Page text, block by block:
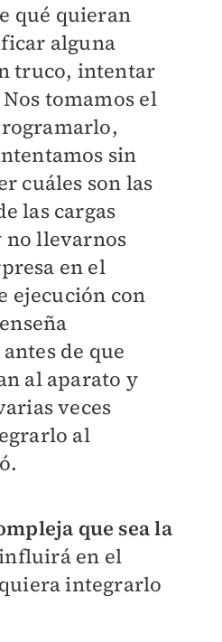
qué quieran
alguna
truco, intentar
tomamos el
sin
cuáles son las
las cargas
no llevarnos
en el
ejecución con
de que
al aparato y
veces
al
que sea la
en el
integrarlo